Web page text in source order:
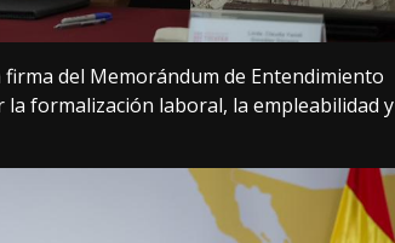
firma del Memorándum de Entendimiento
formalización laboral, la empleabilidad y